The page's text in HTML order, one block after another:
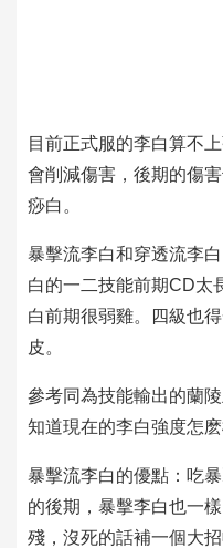
目前正式服的李白算不
會削減傷害，後期的傷
痧白。
暴擊流李白和穿透流李
白的一二技能前期CD太
白前期很弱雞。四級也
皮。
參考同為技能輸出的蘭
知道現在的李白強度怎麽
暴擊流李白的優點：吃
的後期，暴擊李白也一
殘，沒死的話補一個大招